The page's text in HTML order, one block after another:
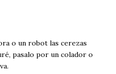
o un robot las cerezas
, pasalo por un colador o